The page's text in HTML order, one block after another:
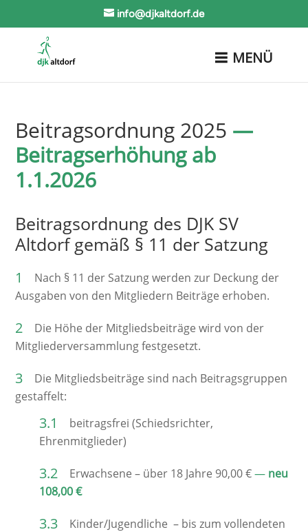
info@djkaltdorf.de
MENÜ
Beitragsordnung 2025 —
Beitragserhöhung ab
1.1.2026
Beitragsordnung des DJK SV
Altdorf gemäß § 11 der Satzung
Nach § 11 der Satzung werden zur Deckung der
Ausgaben von den Mitgliedern Beiträge erhoben.
Die Höhe der Mitgliedsbeiträge wird von der
Mitgliederversammlung festgesetzt.
Die Mitgliedsbeiträge sind nach Beitragsgruppen
gestaffelt:
beitragsfrei (Schiedsrichter,
Ehrenmitglieder)
Erwachsene – über 18 Jahre 90,00 €— neu
108,00 €
Kinder/Jugendliche – bis zum vollendeten